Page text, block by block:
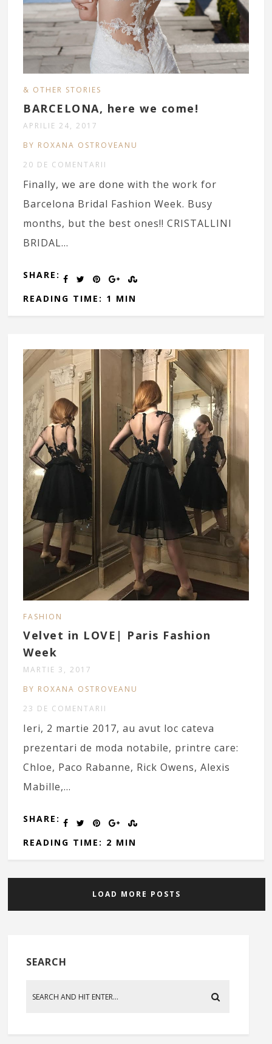
& OTHER STORIES
BARCELONA, here we come!
APRILIE 24, 2017
BY ROXANA OSTROVEANU
20 DE COMENTARII
Finally, we are done with the work for
Barcelona Bridal Fashion Week. Busy
months, but the best ones!! CRISTALLINI
BRIDAL…
SHARE:
READING TIME: 1 MIN
FASHION
Velvet in LOVE| Paris Fashion
Week
MARTIE 3, 2017
BY ROXANA OSTROVEANU
23 DE COMENTARII
Ieri, 2 martie 2017, au avut loc cateva
prezentari de moda notabile, printre care:
Chloe, Paco Rabanne, Rick Owens, Alexis
Mabille,…
SHARE:
READING TIME: 2 MIN
LOAD MORE POSTS
SEARCH